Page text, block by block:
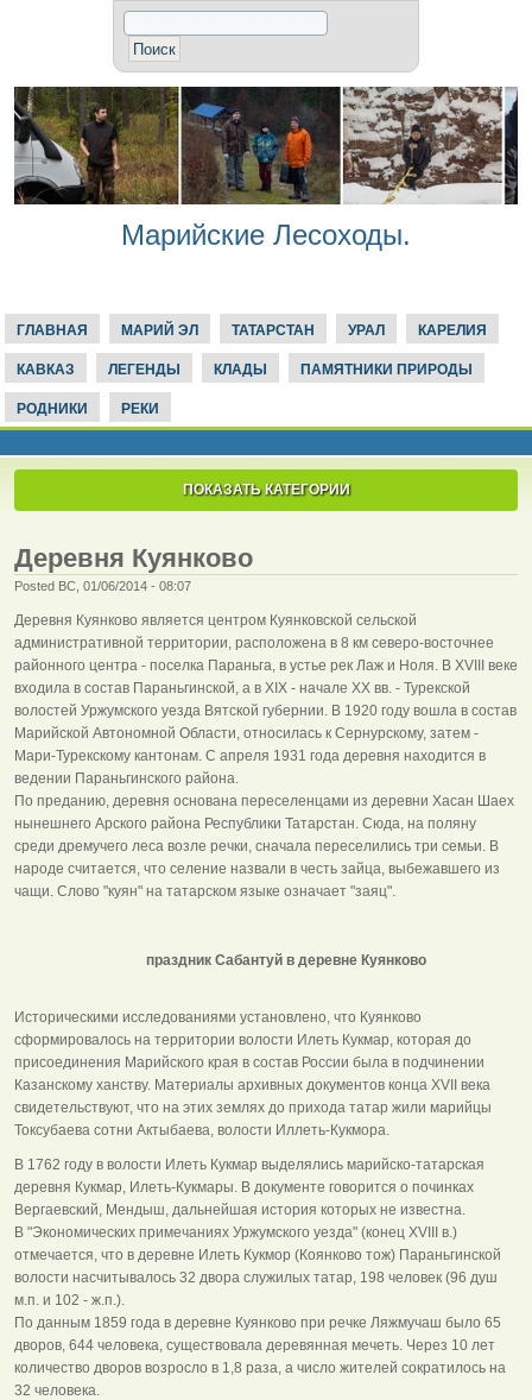
Марийские Лесоходы.
ГЛАВНАЯ МАРИЙ ЭЛ ТАТАРСТАН УРАЛ КАРЕЛИЯ
КАВКАЗ ЛЕГЕНДЫ КЛАДЫ ПАМЯТНИКИ ПРИРОДЫ
РОДНИКИ РЕКИ
ПОКАЗАТЬ КАТЕГОРИИ
Деревня Куянково
Posted ВС, 01/06/2014 - 08:07
Деревня Куянково является центром Куянковской сельской
административной территории, расположена в 8 км северо-восточнее
районного центра - поселка Параньга, в устье рек Лаж и Ноля. В XVIII веке
входила в состав Параньгинской, а в XIX - начале XX вв. - Турекской
волостей Уржумского уезда Вятской губернии. В 1920 году вошла в состав
Марийской Автономной Области, относилась к Сернурскому, затем -
Мари-Турекскому кантонам. С апреля 1931 года деревня находится в
ведении Параньгинского района.
По преданию, деревня основана переселенцами из деревни Хасан Шаех
нынешнего Арского района Республики Татарстан. Сюда, на поляну
среди дремучего леса возле речки, сначала переселились три семьи. В
народе считается, что селение назвали в честь зайца, выбежавшего из
чащи. Слово "куян" на татарском языке означает "заяц".
праздник Сабантуй в деревне Куянково
Историческими исследованиями установлено, что Куянково
сформировалось на территории волости Илеть Кукмар, которая до
присоединения Марийского края в состав России была в подчинении
Казанскому ханству. Материалы архивных документов конца XVII века
свидетельствуют, что на этих землях до прихода татар жили марийцы
Токсубаева сотни Актыбаева, волости Иллеть-Кукмора.
В 1762 году в волости Илеть Кукмар выделялись марийско-татарская
деревня Кукмар, Илеть-Кукмары. В документе говорится о починках
Вергаевский, Мендыш, дальнейшая история которых не известна.
В "Экономических примечаниях Уржумского уезда" (конец XVIII в.)
отмечается, что в деревне Илеть Кукмор (Коянково тож) Параньгинской
волости насчитывалось 32 двора служилых татар, 198 человек (96 душ
м.п. и 102 - ж.п.).
По данным 1859 года в деревне Куянково при речке Ляжмучаш было 65
дворов, 644 человека, существовала деревянная мечеть. Через 10 лет
количество дворов возросло в 1,8 раза, а число жителей сократилось на
32 человека.